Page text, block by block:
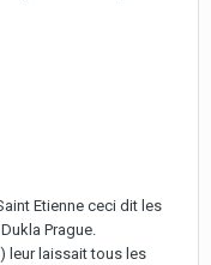
Etienne ceci dit les
Prague.
leur laissait tous les